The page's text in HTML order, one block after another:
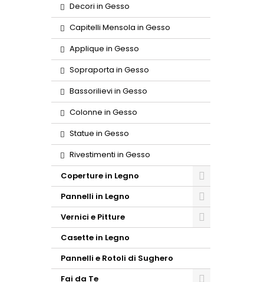
Decori in Gesso
Capitelli Mensola in Gesso
Applique in Gesso
Sopraporta in Gesso
Bassorilievi in Gesso
Colonne in Gesso
Statue in Gesso
Rivestimenti in Gesso
Coperture in Legno
Pannelli in Legno
Vernici e Pitture
Casette in Legno
Pannelli e Rotoli di Sughero
Fai da Te